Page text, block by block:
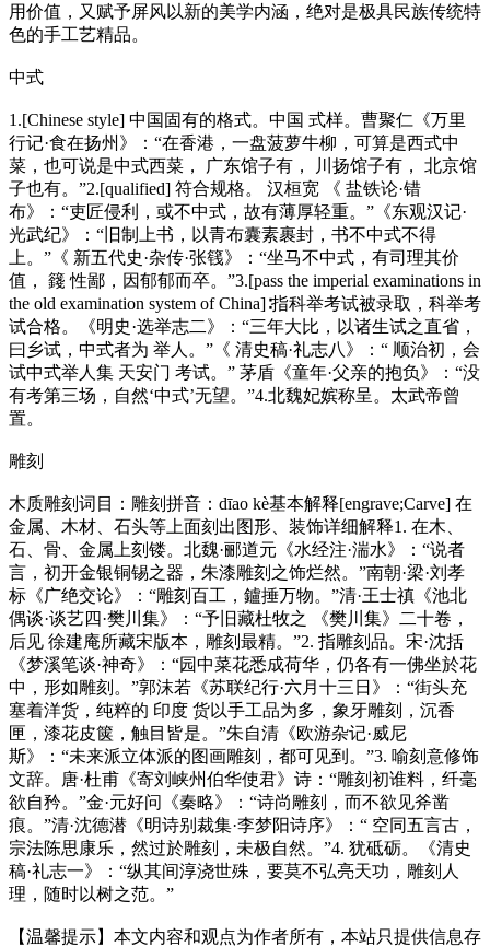
用价值，又赋予屏风以新的美学内涵，绝对是极具民族传统特
色的手工艺精品。
中式
1.[Chinese style] 中国固有的格式。中国 式样。曹聚仁《万里
行记·食在扬州》：“在香港，一盘菠萝牛柳，可算是西式中
菜，也可说是中式西菜， 广东馆子有， 川扬馆子有， 北京馆
子也有。”2.[qualified] 符合规格。 汉桓宽 《 盐铁论·错
布》：“吏匠侵利，或不中式，故有薄厚轻重。”《东观汉记·
光武纪》：“旧制上书，以青布囊素裹封，书不中式不得
上。”《 新五代史·杂传·张篯》：“坐马不中式，有司理其价
值， 籛 性鄙，因郁郁而卒。”3.[pass the imperial examinations in
the old examination system of China]∶指科举考试被录取，科举考
试合格。《明史·选举志二》：“三年大比，以诸生试之直省，
曰乡试，中式者为 举人。”《 清史稿·礼志八》：“ 顺治初，会
试中式举人集 天安门 考试。” 茅盾《童年·父亲的抱负》：“没
有考第三场，自然‘中式’无望。”4.北魏妃嫔称呈。太武帝曾
置。
雕刻
木质雕刻词目：雕刻拼音：dīao kè基本解释[engrave;Carve] 在
金属、木材、石头等上面刻出图形、装饰详细解释1. 在木、
石、骨、金属上刻镂。北魏·郦道元《水经注·湍水》：“说者
言，初开金银铜锡之器，朱漆雕刻之饰烂然。”南朝·梁·刘孝
标《广绝交论》：“雕刻百工，鑪捶万物。”清·王士禛《池北
偶谈·谈艺四·樊川集》：“予旧藏杜牧之 《樊川集》二十卷，
后见 徐建庵所藏宋版本，雕刻最精。”2. 指雕刻品。宋·沈括
《梦溪笔谈·神奇》：“园中菜花悉成荷华，仍各有一佛坐於花
中，形如雕刻。”郭沫若《苏联纪行·六月十三日》：“街头充
塞着洋货，纯粹的 印度 货以手工品为多，象牙雕刻，沉香
匣，漆花皮箧，触目皆是。”朱自清《欧游杂记·威尼
斯》：“未来派立体派的图画雕刻，都可见到。”3. 喻刻意修饰
文辞。唐·杜甫《寄刘峡州伯华使君》诗：“雕刻初谁料，纤毫
欲自矜。”金·元好问《秦略》：“诗尚雕刻，而不欲见斧凿
痕。”清·沈德潜《明诗别裁集·李梦阳诗序》：“ 空同五言古，
宗法陈思康乐，然过於雕刻，未极自然。”4. 犹砥砺。《清史
稿·礼志一》：“纵其间淳浇世殊，要莫不弘亮天功，雕刻人
理，随时以树之范。”
【温馨提示】本文内容和观点为作者所有，本站只提供信息存